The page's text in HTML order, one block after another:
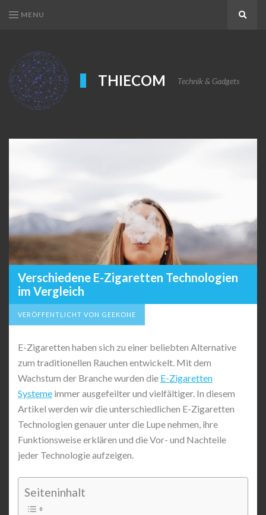
MENU
THIECOM Technik & Gadgets
Verschiedene E-Zigaretten Technologien
im Vergleich
VERÖFFENTLICHT VON GEEKONE
E-Zigaretten haben sich zu einer beliebten Alternative
zum traditionellen Rauchen entwickelt. Mit dem
Wachstum der Branche wurden die E-Zigaretten
Systeme immer ausgefeilter und vielfältiger. In diesem
Artikel werden wir die unterschiedlichen E-Zigaretten
Technologien genauer unter die Lupe nehmen, ihre
Funktionsweise erklären und die Vor- und Nachteile
jeder Technologie aufzeigen.
Seiteninhalt